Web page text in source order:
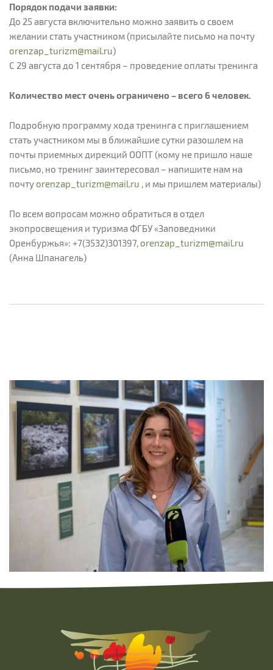
Порядок подачи заявки:
До 25 августа включительно можно заявить о своем
желании стать участником (присылайте письмо на почту
orenzap_turizm@mail.ru)
С 29 августа до 1 сентября – проведение оплаты тренинга
Количество мест очень ограничено – всего 6 человек.
Подробную программу хода тренинга с приглашением
стать участником мы в ближайшие сутки разошлем на
почты приемных дирекций ООПТ (кому не пришло наше
письмо, но тренинг заинтересовал – напишите нам на
почтуorenzap_turizm@mail.ru , и мы пришлем материалы)
По всем вопросам можно обратиться в отдел
экопросвещения и туризма ФГБУ «Заповедники
Оренбуржья»: +7(3532)301397,orenzap_turizm@mail.ru
(Анна Шпанагель)